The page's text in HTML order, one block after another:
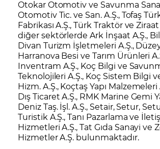
Otokar Otomotiv ve Savunma
Otomotiv Tic. ve San. A.Ş., Tofaş
Fabrikası A.Ş., Türk Traktör ve
diğer sektörlerde Ark İnşaat A.Ş.,
Divan Turizm İşletmeleri A.Ş.,
Harranova Besi ve Tarım Ürünleri
Inventram A.Ş., Koç Bilgi ve
Teknolojileri A.Ş., Koç Sistem Bilgi
Hizm. A.Ş., Koçtaş Yapı Malzemeleri
Dış Ticaret A.Ş., RMK Marine Gemi
Deniz Taş. İşl. A.Ş., Setair, Setur,
Turistik A.Ş., Tanı Pazarlama ve
Hizmetleri A.Ş., Tat Gıda Sanayi ve
Hizmetler A.Ş. bulunmaktadır.